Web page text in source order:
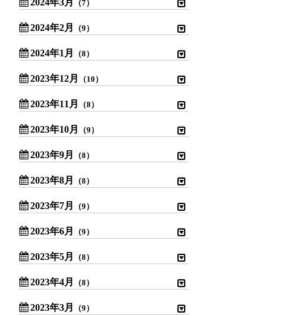
2024年3月 （7）
2024年2月 （9）
2024年1月 （8）
2023年12月 （10）
2023年11月 （8）
2023年10月 （9）
2023年9月 （8）
2023年8月 （8）
2023年7月 （9）
2023年6月 （9）
2023年5月 （8）
2023年4月 （8）
2023年3月 （9）